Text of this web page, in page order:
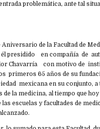
problemática, ante tal
de la Facultad de
presidido en compañía de
Chavarría con motivo de
primeros 65 años de su
mexicana en su conjunto,
la medicina, al tiempo que
escuelas y facultades de